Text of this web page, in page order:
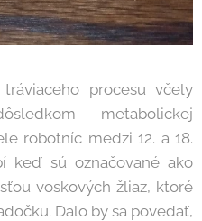
procesu včely
metabolickej
robotníc medzi 12. a 18.
keď sú označované ako
voskových žliaz, ktoré
Dalo by sa povedať,